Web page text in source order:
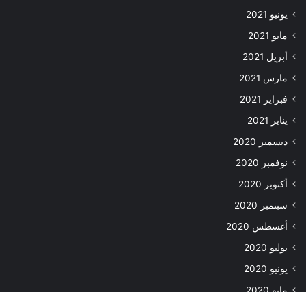
يونيو 2021
مايو 2021
أبريل 2021
مارس 2021
فبراير 2021
يناير 2021
ديسمبر 2020
نوفمبر 2020
أكتوبر 2020
سبتمبر 2020
أغسطس 2020
يوليو 2020
يونيو 2020